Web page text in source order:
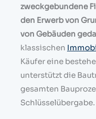
zweckgebundene
den Erwerb von
von Gebäuden
klassischen
Käufer eine
unterstützt die
gesamten
Schlüsselübergabe.